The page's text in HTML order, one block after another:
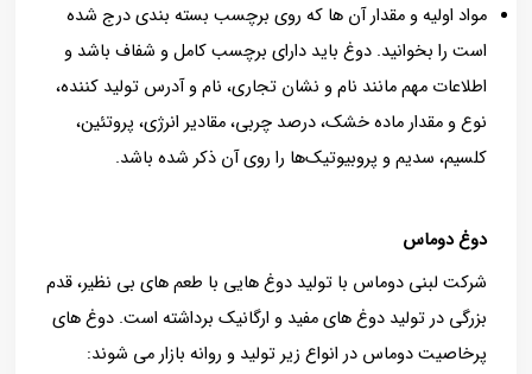
مواد اولیه و مقدار آن ها که روی برچسب بسته بندی درج شده
است را بخوانید. دوغ بايد داراي برچسب كامل و شفاف باشد و
اطلاعات مهم مانند نام و نشان تجاري، نام و آدرس توليد كننده،
نوع و مقدار ماده خشک، درصد چربي، مقادير انرژی، پروتئین،
كلسیم، سديم و پروبیوتیک‌ها را روی آن ذكر شده باشد.
دوغ دوماس
شرکت لبنی دوماس با تولید دوغ هایی با طعم های بی نظیر، قدم
بزرگی در تولید دوغ های مفید و ارگانیک برداشته است. دوغ های
پرخاصیت دوماس در انواع زیر تولید و روانه بازار می شوند: